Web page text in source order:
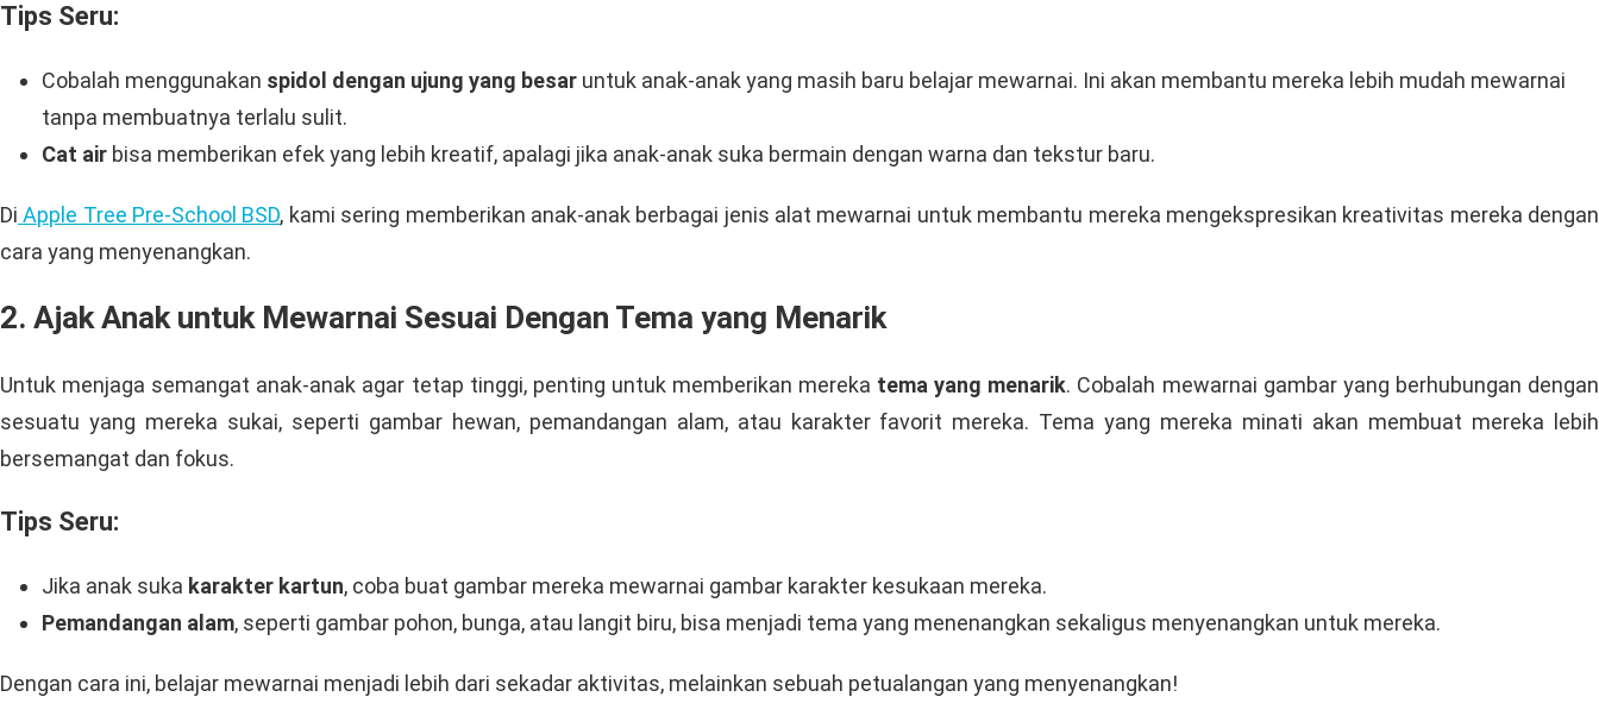
Tips Seru:
Cobalah menggunakan spidol dengan ujung yang besar untuk anak-anak yang masih baru belajar mewarnai. Ini akan membantu mereka lebih mudah mewarnai
tanpa membuatnya terlalu sulit.
Cat air bisa memberikan efek yang lebih kreatif, apalagi jika anak-anak suka bermain dengan warna dan tekstur baru.
Di Apple Tree Pre-School BSD, kami sering memberikan anak-anak berbagai jenis alat mewarnai untuk membantu mereka mengekspresikan kreativitas mereka dengan
cara yang menyenangkan.
2. Ajak Anak untuk Mewarnai Sesuai Dengan Tema yang Menarik
Untuk menjaga semangat anak-anak agar tetap tinggi, penting untuk memberikan mereka tema yang menarik. Cobalah mewarnai gambar yang berhubungan dengan
sesuatu yang mereka sukai, seperti gambar hewan, pemandangan alam, atau karakter favorit mereka. Tema yang mereka minati akan membuat mereka lebih
bersemangat dan fokus.
Tips Seru:
Jika anak suka karakter kartun, coba buat gambar mereka mewarnai gambar karakter kesukaan mereka.
Pemandangan alam, seperti gambar pohon, bunga, atau langit biru, bisa menjadi tema yang menenangkan sekaligus menyenangkan untuk mereka.
Dengan cara ini, belajar mewarnai menjadi lebih dari sekadar aktivitas, melainkan sebuah petualangan yang menyenangkan!